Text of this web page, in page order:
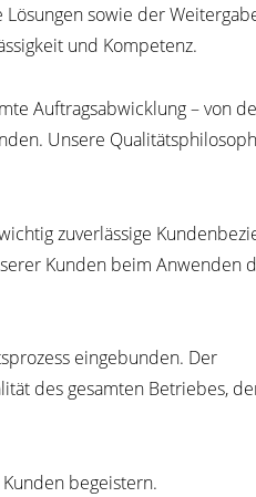
sowie der
und Kompetenz.
Auftragsabwicklung – von
Unsere
zuverlässige
Kunden beim Anwenden
eingebunden. Der
des gesamten Betriebes,
begeistern.